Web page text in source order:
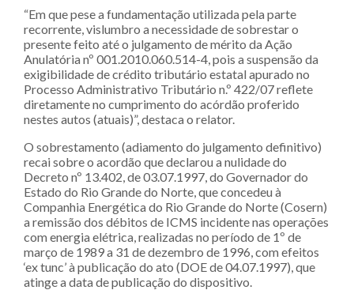
“Em que pese a fundamentação utilizada pela parte
recorrente, vislumbro a necessidade de sobrestar o
presente feito até o julgamento de mérito da Ação
Anulatória nº 001.2010.060.514-4, pois a suspensão da
exigibilidade de crédito tributário estatal apurado no
Processo Administrativo Tributário n.º 422/07 reflete
diretamente no cumprimento do acórdão proferido
nestes autos (atuais)”, destaca o relator.
O sobrestamento (adiamento do julgamento definitivo)
recai sobre o acordão que declarou a nulidade do
Decreto nº 13.402, de 03.07.1997, do Governador do
Estado do Rio Grande do Norte, que concedeu à
Companhia Energética do Rio Grande do Norte (Cosern)
a remissão dos débitos de ICMS incidente nas operações
com energia elétrica, realizadas no período de 1º de
março de 1989 a 31 de dezembro de 1996, com efeitos
‘ex tunc’ à publicação do ato (DOE de 04.07.1997), que
atinge a data de publicação do dispositivo.